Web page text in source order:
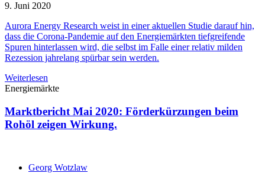
9. Juni 2020
Aurora Energy Research weist in einer aktuellen Studie darauf hin,
dass die Corona-Pandemie auf den Energiemärkten tiefgreifende
Spuren hinterlassen wird, die selbst im Falle einer relativ milden
Rezession jahrelang spürbar sein werden.
Weiterlesen
Energiemärkte
Marktbericht Mai 2020: Förderkürzungen beim
Rohöl zeigen Wirkung.
Georg Wotzlaw